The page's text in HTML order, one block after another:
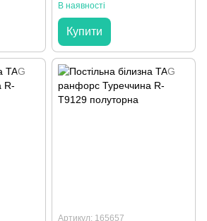
В наявності
Купити
Артикул: 165657